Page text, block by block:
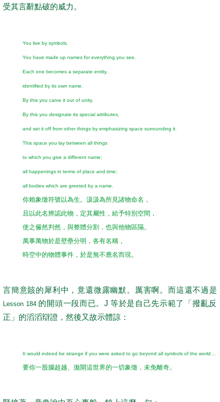
受其言辭點破的威力。
You live by symbols.
You have made up names for everything you see.
Each one becomes a separate entity,
identified by its own name.
By this you carve it out of unity.
By this you designate its special attributes,
and set it off from other things by emphasizing space surrounding it.
This space you lay between all things
to which you give a different name;
all happenings in terms of place and time;
all bodies which are greeted by a name.
你賴象徵符號以為生。汲汲為所見諸物命名，
且以此名辨認此物，定其屬性，給予特別空間，
使之儼然判然，與整體分割，也與他物區隔。
萬事萬物於是壁壘分明，各有名稱，
時空中的物體事件，於是無不應名而現。
言簡意賅的犀利中，竟還微露幽默。厲害啊。而這還不過是
Lesson 184的開頭一段而已。J 等於是自己先示範了「撥亂反
正」的滔滔辯證，然後又故示體諒：
It would indeed be strange if you were asked to go beyond all symbols of the world…
要你一股腦超越、拋開這世界的一切象徵，未免離奇。